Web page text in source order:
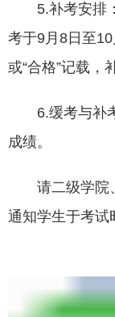
5.补考安排
考于9月8日至
或“合格”记载，
6.缓考与补
成绩。
请二级学院
通知学生于考试